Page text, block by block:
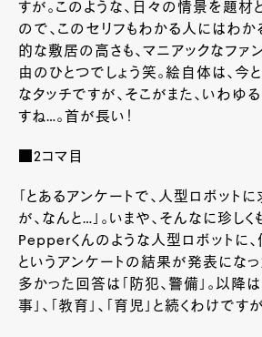
すが。このような、日々の情景を題材
ので、このセリフもわかる人にはわか
的な敷居の高さも、マニアックなファ
由のひとつでしょう笑。絵自体は、今
なタッチですが、そこがまた、いわゆる
すね…。首が長い！
■2コマ目
「とあるアンケートで、人型ロボット
が、なんと…」。いまや、そんなに珍しく
Pepperくんのような人型ロボットに
というアンケートの結果が発表になっ
多かった回答は「防犯、警備」。以降は
事」、「教育」、「育児」と続くわけです